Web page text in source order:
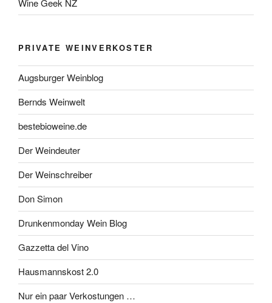
Wine Geek NZ
PRIVATE WEINVERKOSTER
Augsburger Weinblog
Bernds Weinwelt
bestebioweine.de
Der Weindeuter
Der Weinschreiber
Don Simon
Drunkenmonday Wein Blog
Gazzetta del Vino
Hausmannskost 2.0
Nur ein paar Verkostungen …